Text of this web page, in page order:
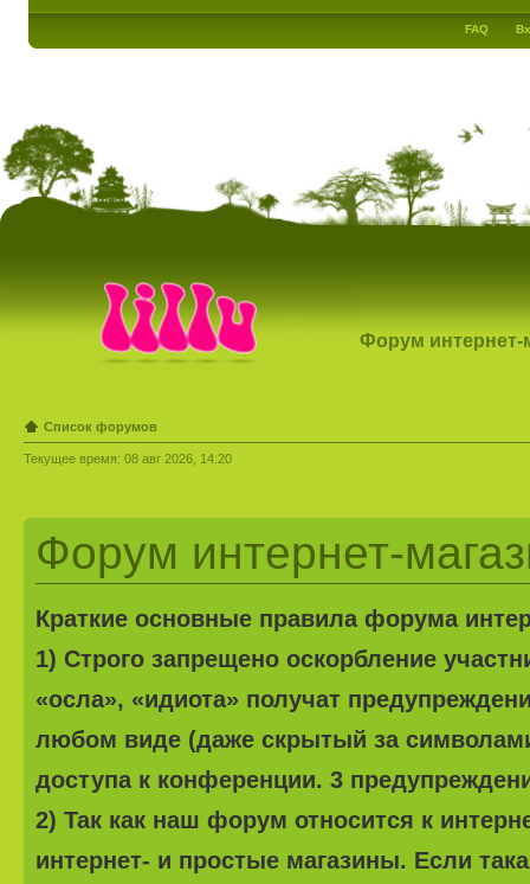
FAQ
Форум интернет-
Список форумов
Текущее время: 08 авг 2026, 14:20
Форум интернет-
Краткие основные правила форума
1) Строго запрещено оскорбление
«осла», «идиота» получат
любом виде (даже скрытый за
доступа к конференции. 3
2) Так как наш форум относится к
интернет- и простые магазины. Если